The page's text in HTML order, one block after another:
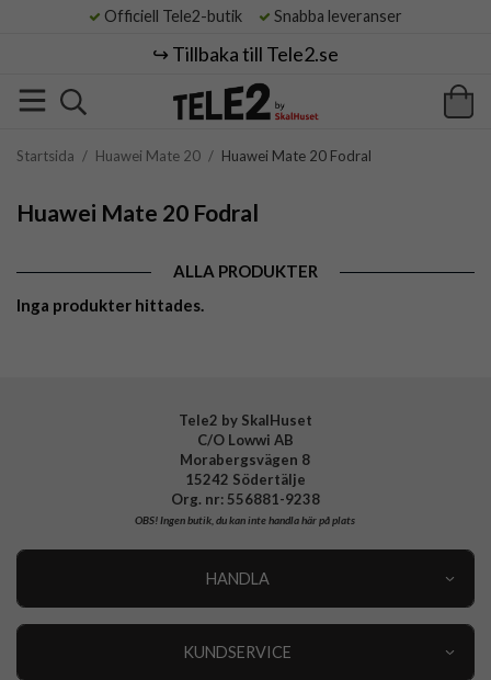
Officiell Tele2-butik Snabba leveranser
↪️ Tillbaka till Tele2.se
Startsida / Huawei Mate 20 / Huawei Mate 20 Fodral
Huawei Mate 20 Fodral
ALLA PRODUKTER
Inga produkter hittades.
Tele2 by SkalHuset
C/O Lowwi AB
Morabergsvägen 8
15242 Södertälje
Org. nr: 556881-9238
OBS!Ingen butik, du kan inte handla här på plats
HANDLA
KUNDSERVICE